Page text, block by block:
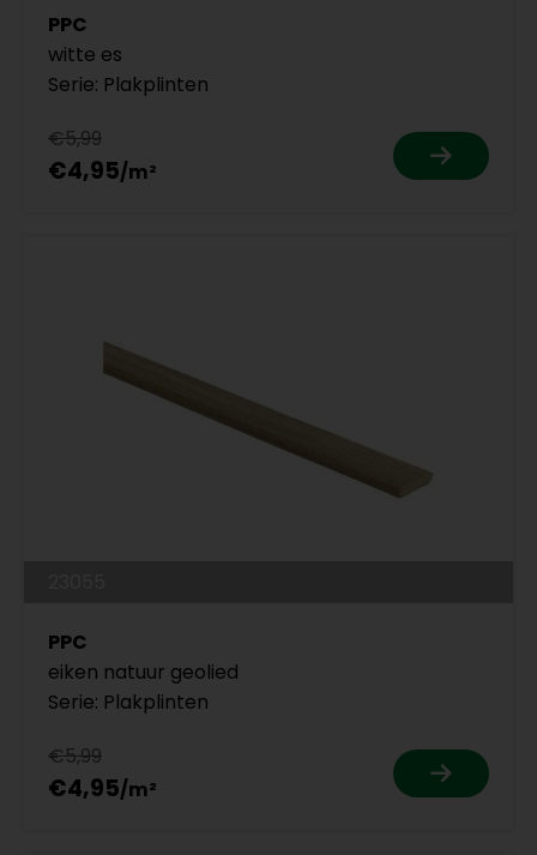
PPC
witte es
Serie: Plakplinten
€5,99
€4,95
PPC
eiken natuur geolied
Serie: Plakplinten
€5,99
€4,95